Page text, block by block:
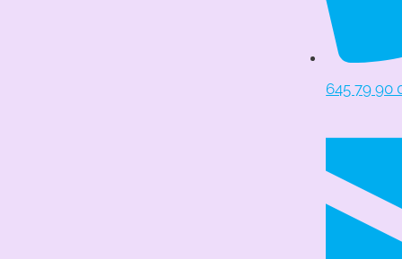
645 79 90